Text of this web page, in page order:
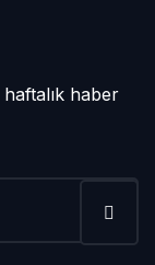
haber